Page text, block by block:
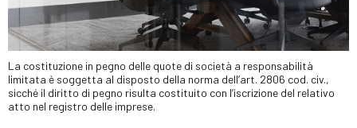
La costituzione in pegno delle quote di società a responsabilità
limitata è soggetta al disposto della norma dell’art. 2806 cod. civ.,
sicché il diritto di pegno risulta costituito con l’iscrizione del relativo
atto nel registro delle imprese.